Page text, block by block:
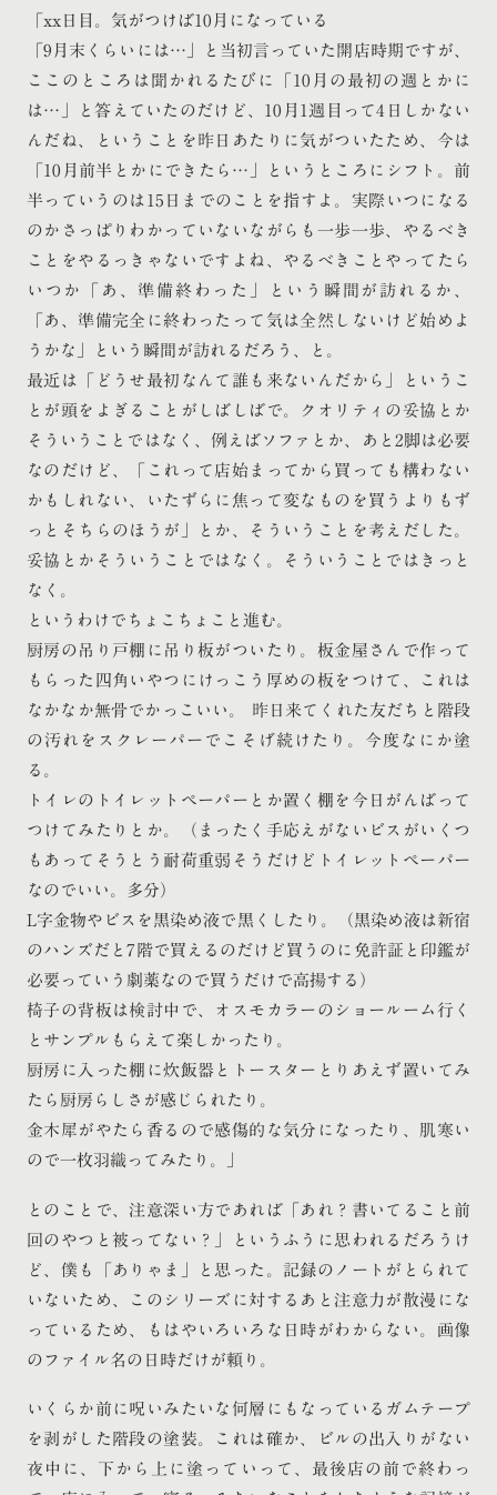
「xx日目。気がつけば10月になっている
「9月末くらいには…」と当初言っていた開店時期ですが、
ここのところは聞かれるたびに「10月の最初の週とかに
は…」と答えていたのだけど、10月1週目って4日しかない
んだね、ということを昨日あたりに気がついたため、今は
「10月前半とかにできたら…」というところにシフト。前
半っていうのは15日までのことを指すよ。実際いつになる
のかさっぱりわかっていないながらも一歩一歩、やるべき
ことをやるっきゃないですよね、やるべきことやってたら
いつか「あ、準備終わった」という瞬間が訪れるか、
「あ、準備完全に終わったって気は全然しないけど始めよ
うかな」という瞬間が訪れるだろう、と。
最近は「どうせ最初なんて誰も来ないんだから」というこ
とが頭をよぎることがしばしばで。クオリティの妥協とか
そういうことではなく、例えばソファとか、あと2脚は必要
なのだけど、「これって店始まってから買っても構わない
かもしれない、いたずらに焦って変なものを買うよりもず
っとそちらのほうが」とか、そういうことを考えだした。
妥協とかそういうことではなく。そういうことではきっと
なく。
というわけでちょこちょこと進む。
厨房の吊り戸棚に吊り板がついたり。板金屋さんで作って
もらった四角いやつにけっこう厚めの板をつけて、これは
なかなか無骨でかっこいい。 昨日来てくれた友だちと階段
の汚れをスクレーパーでこそげ続けたり。今度なにか塗
る。
トイレのトイレットペーパーとか置く棚を今日がんばって
つけてみたりとか。（まったく手応えがないビスがいくつ
もあってそうとう耐荷重弱そうだけどトイレットペーパー
なのでいい。多分）
L字金物やビスを黒染め液で黒くしたり。（黒染め液は新宿
のハンズだと7階で買えるのだけど買うのに免許証と印鑑が
必要っていう劇薬なので買うだけで高揚する）
椅子の背板は検討中で、オスモカラーのショールーム行く
とサンプルもらえて楽しかったり。
厨房に入った棚に炊飯器とトースターとりあえず置いてみ
たら厨房らしさが感じられたり。
金木犀がやたら香るので感傷的な気分になったり、肌寒い
ので一枚羽織ってみたり。」
とのことで、注意深い方であれば「あれ？書いてること前
回のやつと被ってない？」というふうに思われるだろうけ
ど、僕も「ありゃま」と思った。記録のノートがとられて
いないため、このシリーズに対するあと注意力が散漫にな
っているため、もはやいろいろな日時がわからない。画像
のファイル名の日時だけが頼り。
いくらか前に呪いみたいな何層にもなっているガムテープ
を剥がした階段の塗装。これは確か、ビルの出入りがない
夜中に、下から上に塗っていって、最後店の前で終わっ